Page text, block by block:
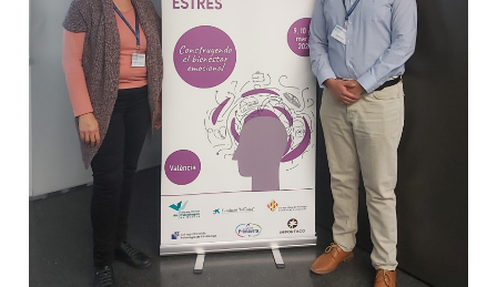
Trabajo
Organizaciones
(EAWOP)